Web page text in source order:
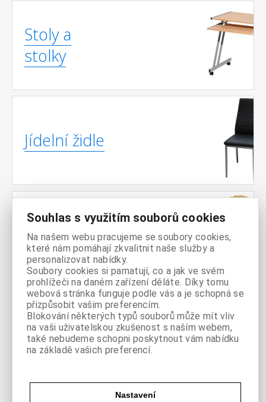
Stoly a
stolky
Jídelní židle
Jídelní
sestavy
Sedací vaky
Souhlas s využitím souborů cookies
Na našem webu pracujeme se soubory cookies,
které nám pomáhají zkvalitnit naše služby a
personalizovat nabídky.
Soubory cookies si pamatují, co a jak ve svém
prohlížeči na daném zařízení děláte. Díky tomu
webová stránka funguje podle vás a je schopná se
přizpůsobit vašim preferencím.
Blokování některých typů souborů může mít vliv
na vaši uživatelskou zkušenost s naším webem,
také nebudeme schopni poskytnout vám nabídku
na základě vašich preferencí.
Nastavení